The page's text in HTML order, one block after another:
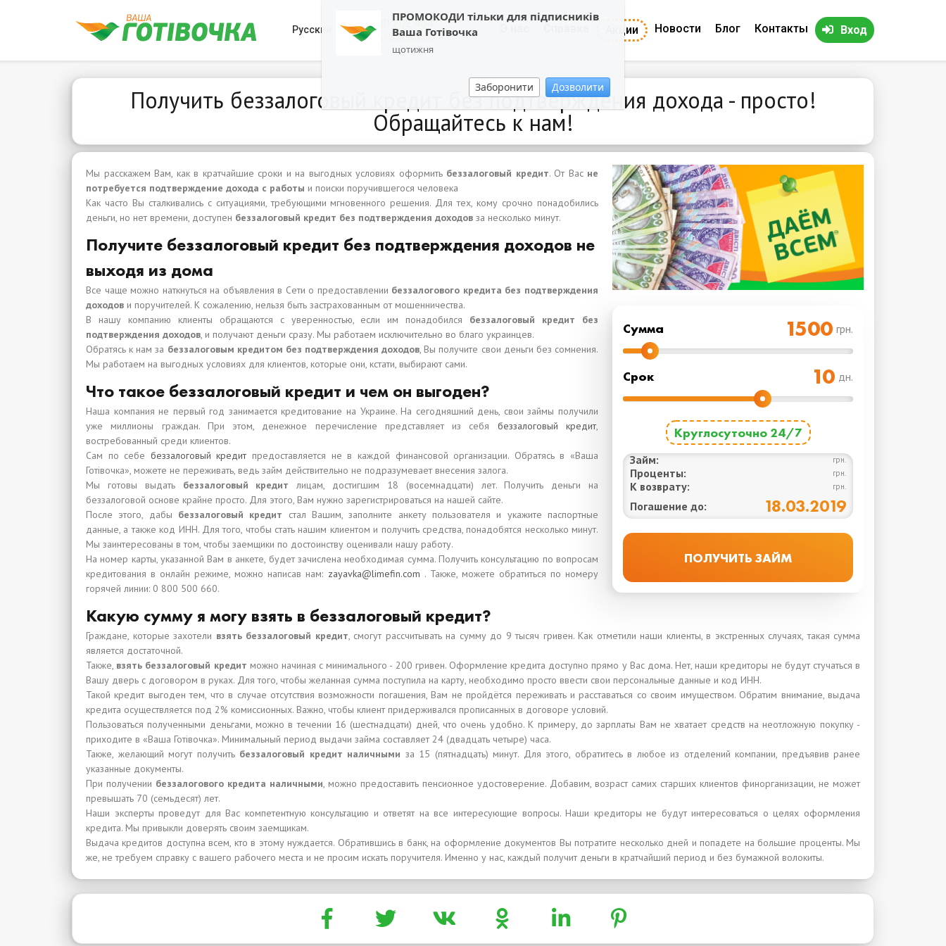
ПРОМОКОДИ тільки для підписників
Ваша Готівочка
щотижня
Заборонити Дозволити
Русский 0800 202 404
Обратный звонок
Акции Новости Блог Контакты Вход
Получить беззалоговый кредит без подтверждения дохода - просто!
Обращайтесь к нам!
Cумма грн.
Срок дн.
Круглосуточно 24/7
Займ: грн.
Проценты: грн.
К возврату: грн.
Погашение до: 18.03.2019
Мы расскажем Вам, как в кратчайшие сроки и на выгодных условиях оформить беззалоговый кредит. От Вас не
потребуется подтверждение дохода с работы и поиски поручившегося человека
Как часто Вы сталкивались с ситуациями, требующими мгновенного решения. Для тех, кому срочно понадобились
деньги, но нет времени, доступен беззалоговый кредит без подтверждения доходов за несколько минут.
Получите беззалоговый кредит без подтверждения доходов не
выходя из дома
Все чаще можно наткнуться на объявления в Сети о предоставлении беззалогового кредита без подтверждения
доходов и поручителей. К сожалению, нельзя быть застрахованным от мошенничества.
В нашу компанию клиенты обращаются с уверенностью, если им понадобился беззалоговый кредит без
подтверждения доходов, и получают деньги сразу. Мы работаем исключительно во благо украинцев.
Обратясь к нам за беззалоговым кредитом без подтверждения доходов, Вы получите свои деньги без сомнения.
Мы работаем на выгодных условиях для клиентов, которые они, кстати, выбирают сами.
Что такое беззалоговый кредит и чем он выгоден?
Наша компания не первый год занимается кредитование на Украине. На сегодняшний день, свои займы получили
уже миллионы граждан. При этом, денежное перечисление представляет из себя беззалоговый кредит,
востребованный среди клиентов.
Сам по себе беззалоговый кредитпредоставляется не в каждой финансовой организации. Обратясь в «Ваша
Готівочка», можете не переживать, ведь займ действительно не подразумевает внесения залога.
Мы готовы выдать беззалоговый кредит лицам, достигшим 18 (восемнадцати) лет. Получить деньги на
беззалоговой основе крайне просто. Для этого, Вам нужно зарегистрироваться на нашей сайте.
После этого, дабы беззалоговый кредит стал Вашим, заполните анкету пользователя и укажите паспортные
данные, а также код ИНН. Для того, чтобы стать нашим клиентом и получить средства, понадобятся несколько минут.
Мы заинтересованы в том, чтобы заемщики по достоинству оценивали нашу работу.
На номер карты, указанной Вам в анкете, будет зачислена необходимая сумма. Получить консультацию по вопросам
кредитования в онлайн режиме, можно написав нам: zayavka@limefin.com . Также, можете обратиться по номеру
горячей линии: 0 800 500 660.
Какую сумму я могу взять в беззалоговый кредит?
Граждане, которые захотели взять беззалоговый кредит, смогут рассчитывать на сумму до 9 тысяч гривен. Как отметили наши клиенты, в экстренных случаях, такая сумма
является достаточной.
Также, взять беззалоговый кредит можно начиная с минимального - 200 гривен. Оформление кредита доступно прямо у Вас дома. Нет, наши кредиторы не будут стучаться в
Вашу дверь с договором в руках. Для того, чтобы желанная сумма поступила на карту, необходимо просто ввести свои персональные данные и код ИНН.
Такой кредит выгоден тем, что в случае отсутствия возможности погашения, Вам не пройдётся переживать и расставаться со своим имуществом. Обратим внимание, выдача
кредита осуществляется под 2% комиссионных. Важно, чтобы клиент придерживался прописанных в договоре условий.
Пользоваться полученными деньгами, можно в течении 16 (шестнадцати) дней, что очень удобно. К примеру, до зарплаты Вам не хватает средств на неотложную покупку -
приходите в «Ваша Готівочка». Минимальный период выдачи займа составляет 24 (двадцать четыре) часа.
Также, желающий могут получить беззалоговый кредит наличными за 15 (пятнадцать) минут. Для этого, обратитесь в любое из отделений компании, предъявив ранее
указанные документы.
При получении беззалогового кредита наличными, можно предоставить пенсионное удостоверение. Добавим, возраст самих старших клиентов финорганизации, не может
превышать 70 (семьдесят) лет.
Наши эксперты проведут для Вас компетентную консультацию и ответят на все интересующие вопросы. Наши кредиторы не будут интересоваться о целях оформления
кредита. Мы привыкли доверять своим заемщикам.
Выдача кредитов доступна всем, кто в этому нуждается. Обратившись в банк, на оформление документов Вы потратите несколько дней и попадете на большие проценты. Мы
же, не требуем справку с вашего рабочего места и не просим искать поручителя. Именно у нас, каждый получит деньги в кратчайший период и без бумажной волокиты.